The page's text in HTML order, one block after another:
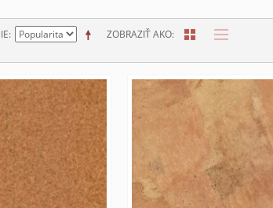
ZOBRAZIŤ AKO